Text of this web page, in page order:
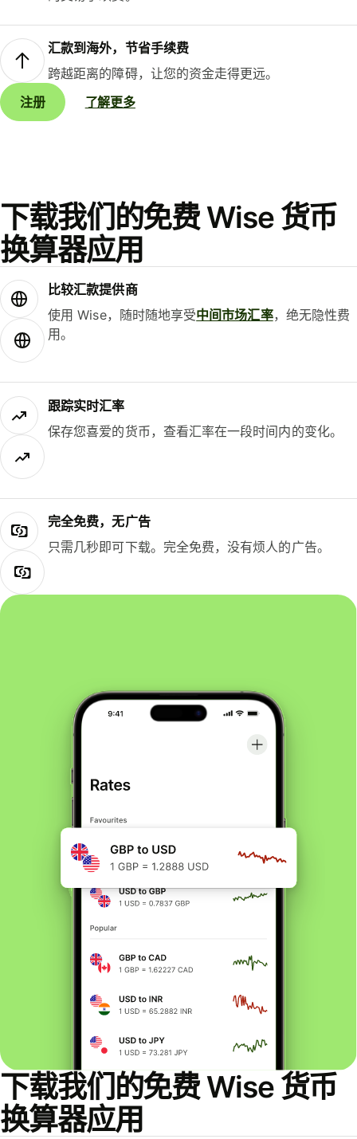
汇款到海外，节省手续费
跨越距离的障碍，让您的资金走得更远。
注册
了解更多
下载我们的免费 Wise 货币
换算器应用
比较汇款提供商
使用 Wise，随时随地享受中间市场汇率，绝无隐性费
用。
跟踪实时汇率
保存您喜爱的货币，查看汇率在一段时间内的变化。
完全免费，无广告
只需几秒即可下载。完全免费，没有烦人的广告。
下载我们的免费 Wise 货币
换算器应用